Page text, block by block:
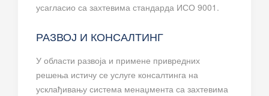
усагласио са захтевима стандарда ИСО 9001.
РАЗВОЈ И КОНСАЛТИНГ
У области развоја и примене привредних
решења истичу се услуге консалтинга на
усклађивању система менаџмента са захтевима